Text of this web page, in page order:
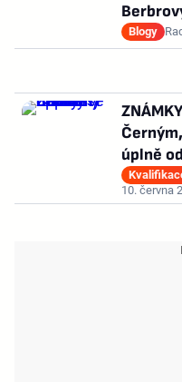
Blogy
úplně
10. června